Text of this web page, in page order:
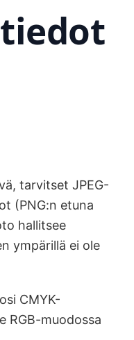
tarvitset JPEG-
(PNG:n etuna
hallitsee
ympärillä ei ole
CMYK-
RGB-muodossa